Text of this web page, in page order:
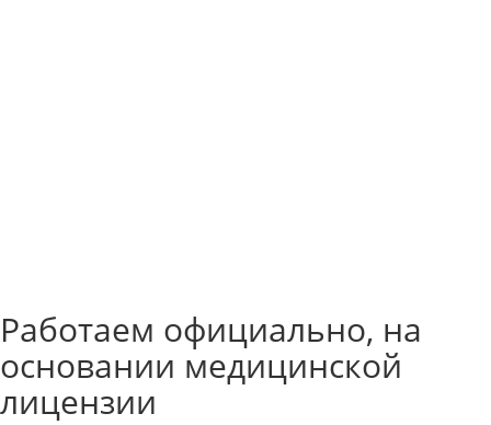
Работаем официально, на
основании медицинской
лицензии